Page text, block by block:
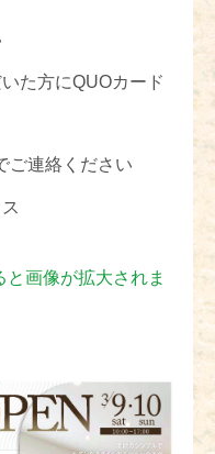
た方にQUOカード
ご連絡ください
画像が拡大されま